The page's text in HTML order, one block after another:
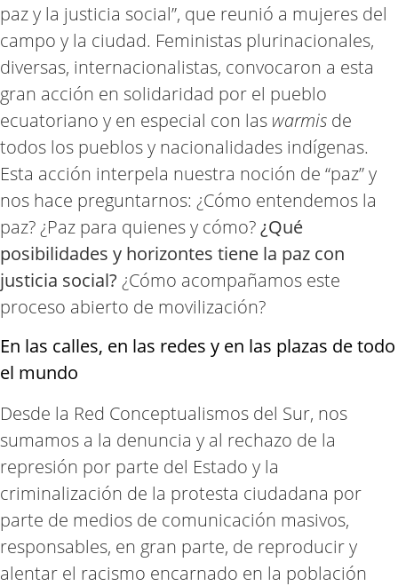
paz y la justicia social”, que reunió a mujeres del
campo y la ciudad. Feministas plurinacionales,
diversas, internacionalistas, convocaron a esta
gran acción en solidaridad por el pueblo
ecuatoriano y en especial con las warmis de
todos los pueblos y nacionalidades indígenas.
Esta acción interpela nuestra noción de “paz” y
nos hace preguntarnos: ¿Cómo entendemos la
paz? ¿Paz para quienes y cómo?¿Qué
posibilidades y horizontes tiene la paz con
justicia social? ¿Cómo acompañamos este
proceso abierto de movilización?
En las calles, en las redes y en las plazas de todo
el mundo
Desde la Red Conceptualismos del Sur, nos
sumamos a la denuncia y al rechazo de la
represión por parte del Estado y la
criminalización de la protesta ciudadana por
parte de medios de comunicación masivos,
responsables, en gran parte, de reproducir y
alentar el racismo encarnado en la población